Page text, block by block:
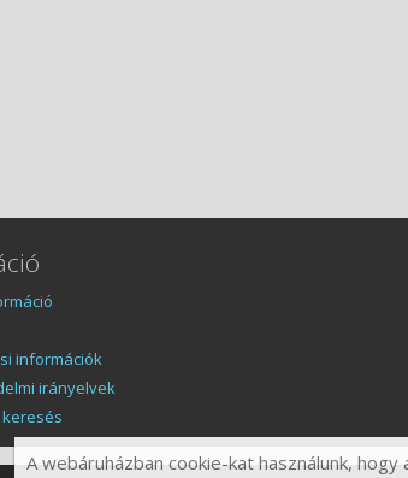
információk
irányelvek
A webáruházban cookie-kat használunk,